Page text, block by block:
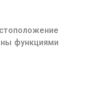
функциями